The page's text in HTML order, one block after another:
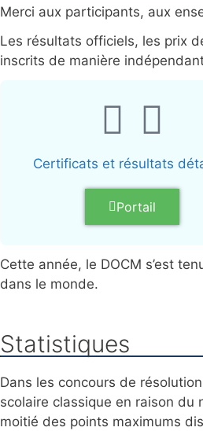
Merci aux participants, aux
Les résultats officiels, les prix
inscrits de manière
Certificats et résultats
Portail
Cette année, le DOCM s’est
dans le monde.
Statistiques
Dans les concours de
scolaire classique en raison
moitié des points maximums